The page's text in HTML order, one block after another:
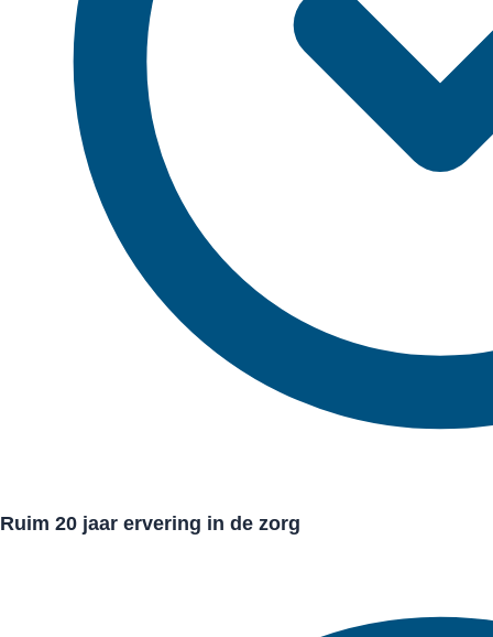
Ruim 20 jaar ervering in de zorg